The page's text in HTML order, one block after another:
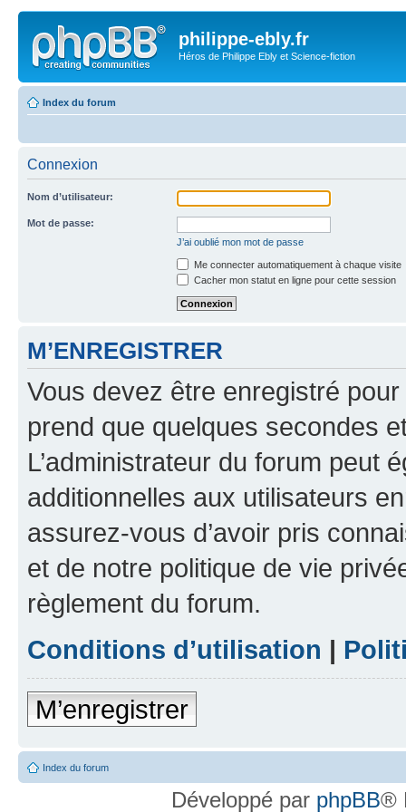
philippe-ebly.fr
Héros de Philippe Ebly et Science-fiction
Index du forum
Connexion
Nom d’utilisateur:
Mot de passe:
J’ai oublié mon mot de passe
Me connecter automatiquement à chaque visite
Cacher mon statut en ligne pour cette session
M’ENREGISTRER
Vous devez être enregistré
prend que quelques secondes
L’administrateur du forum peut
additionnelles aux utilisateurs
assurez-vous d’avoir pris
et de notre politique de vie
règlement du forum.
Conditions d’utilisation |
M’enregistrer
Index du forum
Développé par phpBB®